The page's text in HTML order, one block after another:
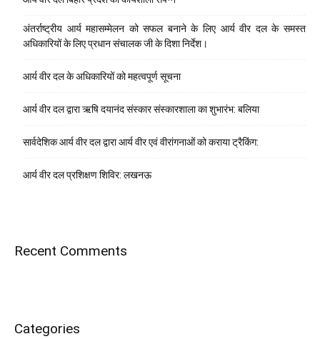
अंतर्राष्ट्रीय आर्य महासम्मेलन को सफल बनाने के लिए आर्य वीर दल के समस्त
अधिकारियों के लिए प्रधान संचालक जी के दिशा निर्देश।
आर्य वीर दल के अधिकारियों को महत्वपूर्ण सूचना
आर्य वीर दल द्वारा ऋषि दयानंद संस्कार संस्कारशाला का शुभारंभ: बलिया
सार्वदेशिक आर्य वीर दल द्वारा आर्य वीर एवं वीरांगनाओं को कराया ट्रैकिंग:
आर्य वीर दल प्रशिक्षण शिविर: लखनऊ
Recent Comments
Categories